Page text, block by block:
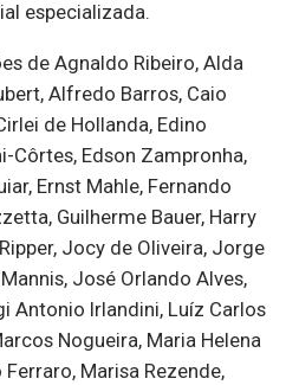
especializada.
de Agnaldo Ribeiro, Alda
Alfredo Barros, Caio
de Hollanda, Edino
Côrtes, Edson Zampronha,
Ernst Mahle, Fernando
Guilherme Bauer, Harry
Jocy de Oliveira, Jorge
José Orlando Alves,
Antonio Irlandini, Luíz Carlos
Nogueira, Maria Helena
Marisa Rezende,